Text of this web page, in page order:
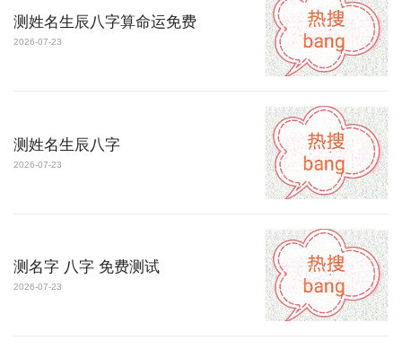
测姓名生辰八字算命运免费
2026-07-23
测姓名生辰八字
2026-07-23
测名字 八字 免费测试
2026-07-23